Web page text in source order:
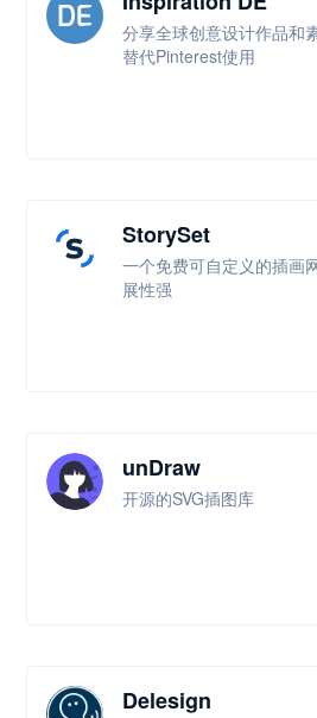
分享全球创意设计作品和
替代Pinterest使用
StorySet
一个免费可自定义的插画
展性强
unDraw
开源的SVG插图库
Delesign